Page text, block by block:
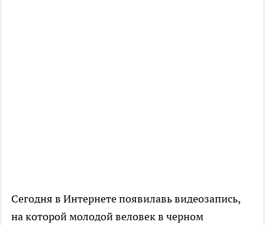
Сегодня в Интернете появилавь видеозапись,
на которой молодой веловек в черном